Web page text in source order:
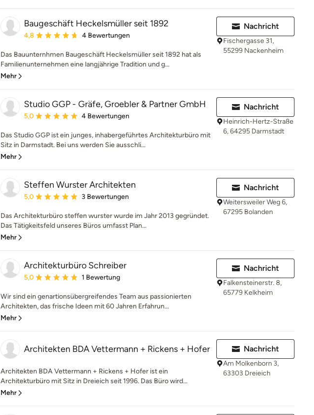
Baugeschäft Heckelsmüller seit 1892
Durchschnittliche Bewertung: 4.8 von 5 Sternen
4,8 4 Bewertungen
Das Bauunternhmen Baugeschäft Heckelsmüller seit 1892 hat als
Familienunternehmen eine langjährige Tradition und g...
Mehr
Nachricht
Fischergasse 31,
55299 Nackenheim
Studio GGP - Gräfe, Groebler & Partner GmbH
Durchschnittliche Bewertung: 5 von 5 Sternen
5,0 4 Bewertungen
Das Studio GGP ist ein junges, inhabergeführtes Architekturbüro mit
Sitz in Darmstadt. Bei uns werden Sie ausschli...
Mehr
Nachricht
Heinrich-Hertz-Straße
6, 64295 Darmstadt
Steffen Wurster Architekten
Durchschnittliche Bewertung: 5 von 5 Sternen
5,0 3 Bewertungen
Das Architekturbüro steffen wurster wurde im Jahr 2013 gegründet.
Das Tätigkeitsfeld unseres Büros umfasst Plan...
Mehr
Nachricht
Weitersweiler Weg 6,
67295 Bolanden
Architekturbüro Schreiber
Durchschnittliche Bewertung: 5 von 5 Sternen
5,0 1 Bewertung
Wir sind ein genartionsübergreifendes Team aus passionierten
Architekten, das frische Ideen mit 60 Jahren Erfahrun...
Mehr
Nachricht
Falkensteinerstr. 8,
65779 Kelkheim
Architekten BDA Vettermann + Rickens + Hofer
Architekten BDA Vettermann + Rickens + Hofer ist ein
Architekturbüro mit Sitz in Dreieich seit 1996. Das Büro wird...
Mehr
Nachricht
Am Molkenborn 3,
63303 Dreieich